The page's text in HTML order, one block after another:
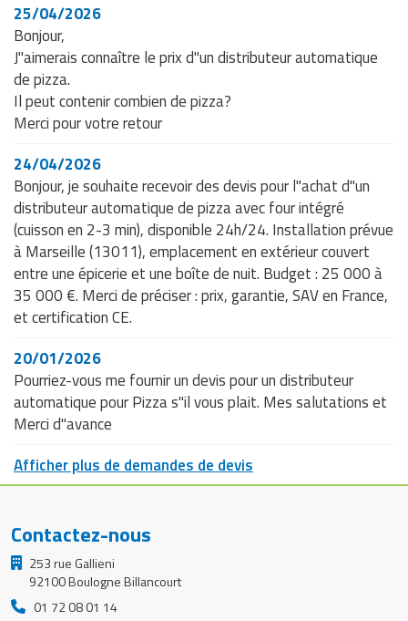
25/04/2026
Bonjour,
J"aimerais connaître le prix d"un distributeur automatique
de pizza.
Il peut contenir combien de pizza?
Merci pour votre retour
24/04/2026
Bonjour, je souhaite recevoir des devis pour l"achat d"un
distributeur automatique de pizza avec four intégré
(cuisson en 2-3 min), disponible 24h/24. Installation prévue
à Marseille (13011), emplacement en extérieur couvert
entre une épicerie et une boîte de nuit. Budget : 25 000 à
35 000 €. Merci de préciser : prix, garantie, SAV en France,
et certification CE.
20/01/2026
Pourriez-vous me fournir un devis pour un distributeur
automatique pour Pizza s"il vous plait. Mes salutations et
Merci d"avance
Afficher plus de demandes de devis
Contactez-nous
253 rue Gallieni
92100 Boulogne Billancourt
01 72 08 01 14